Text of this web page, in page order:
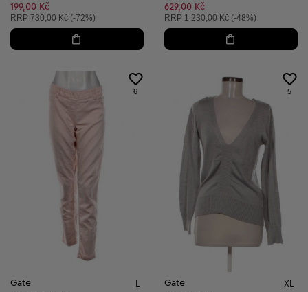
199,00 Kč
Doporučená cena:
RRP 730,00 Kč (-72%)
629,00 Kč
Doporučená cena:
RRP 1 230,00 Kč (-48%)
6
Gate L
5
Gate XL